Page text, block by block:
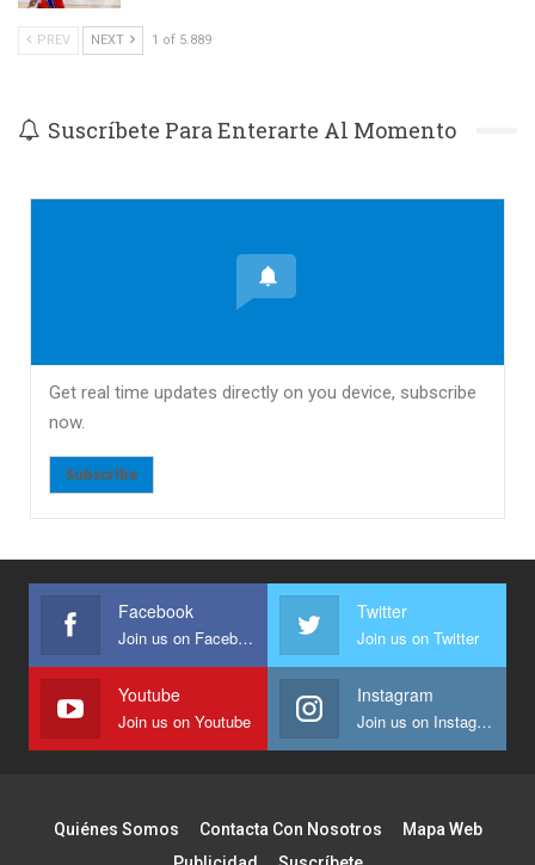
PREV NEXT 1 of 5.889
Suscríbete Para Enterarte Al Momento
Get real time updates directly on you device, subscribe
now.
Subscribe
Facebook
Join us on Facebook
Twitter
Join us on Twitter
Youtube
Join us on Youtube
Instagram
Join us on Instagram
Quiénes Somos Contacta Con Nosotros
Mapa Web